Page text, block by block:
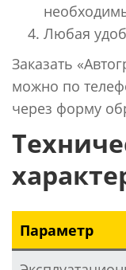
Любая
Заказать
можно по
через форму
Параметр